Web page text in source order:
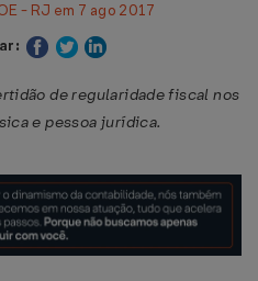
- RJ em 7 ago 2017
de regularidade fiscal nos
e pessoa jurídica.